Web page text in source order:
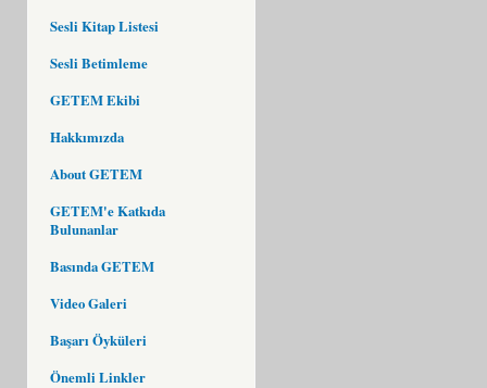
Sesli Kitap Listesi
Sesli Betimleme
GETEM Ekibi
Hakkımızda
About GETEM
GETEM'e Katkıda
Bulunanlar
Basında GETEM
Video Galeri
Başarı Öyküleri
Önemli Linkler